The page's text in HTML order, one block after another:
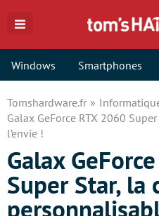
Windows Smartphones
Tomshardware.fr
Galax GeForce RTX 2060
l’envie !
Galax
Super Star, la